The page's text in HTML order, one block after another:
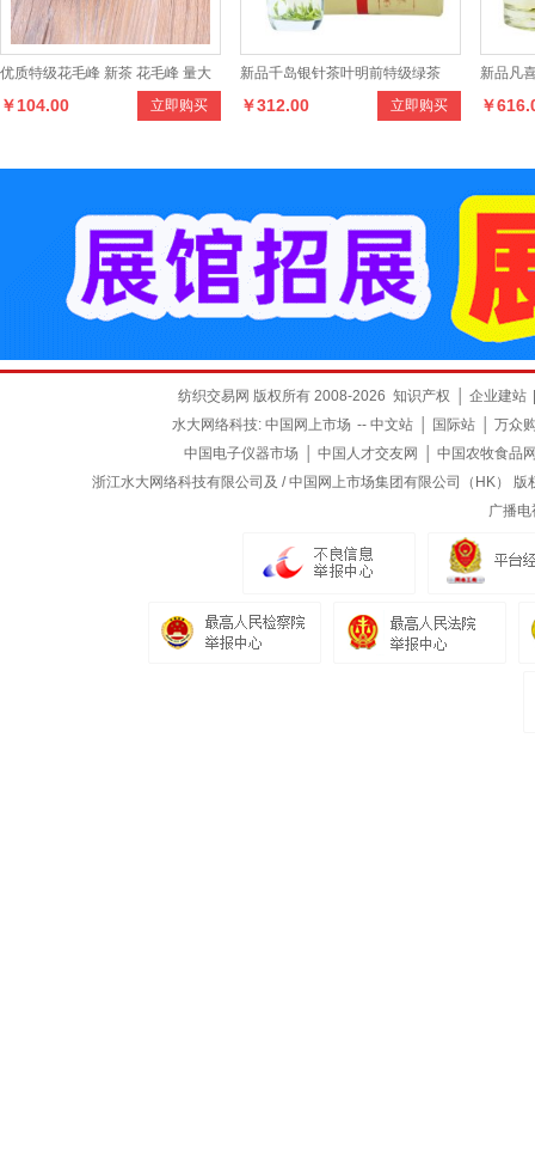
优质特级花毛峰 新茶 花毛峰 量大
从优 四川特产 立即购买
￥104.00
新品千岛银针茶叶明前特级绿茶
250克传统纸包装新茶 立即购买
￥312.00
新品凡
250克
￥
纺织交易网 版权所有 2008-2026 知识产权 企业建站
水大网络科技: 中国网上市场 -- 中文站 国际站
万众
中国电子仪器市场
中国人才交友网
中国农牧食品
浙江水大网络科技有限公司及 / 中国网上市场集团有限公司（HK）
广播